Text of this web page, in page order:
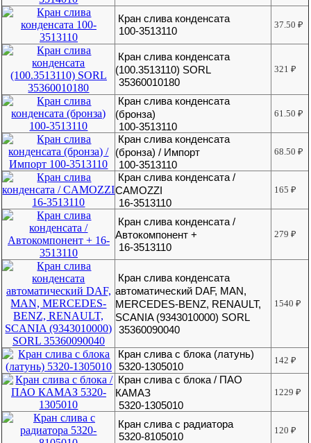
Кран слива конденсата
100-3513110
37.50₽
Кран слива конденсата
(100.3513110) SORL
35360010180
321₽
Кран слива конденсата
(бронза)
100-3513110
61.50₽
Кран слива конденсата
(бронза) / Импорт
100-3513110
68.50₽
Кран слива конденсата /
CAMOZZI
16-3513110
165₽
Кран слива конденсата /
Автокомпонент +
16-3513110
279₽
Кран слива конденсата
автоматический DAF, MAN,
MERCEDES-BENZ, RENAULT,
SCANIA (9343010000) SORL
35360090040
1540₽
Кран слива с блока (латунь)
5320-1305010
142₽
Кран слива с блока / ПАО
КАМАЗ
5320-1305010
1229₽
Кран слива с радиатора
5320-8105010
120₽